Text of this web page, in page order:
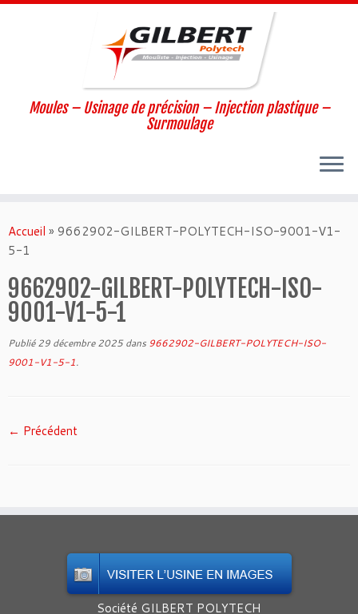
au
contenu
Moules – Usinage de précision – Injection plastique –
Surmoulage
Accueil » 9662902-GILBERT-POLYTECH-ISO-9001-V1-
5-1
9662902-GILBERT-POLYTECH-ISO-
9001-V1-5-1
Publié 29 décembre 2025dans 9662902-GILBERT-POLYTECH-ISO-
9001-V1-5-1.
← Précédent
Société GILBERT POLYTECH